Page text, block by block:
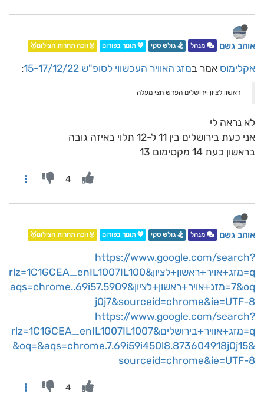
אוהב גשם מנהל 🏂 גולש סקי 💖 תומך בפורום 🥇זוכה תחרות הצילום🥇
אקלימוס אמר במזג האוויר העכשווי לסופ"ש 15-17/12/22 :
ראשון לציון וירושלים הפרש חצי מעלה
לא נראה לי
אני כעת בירושלים בין 11 ל-12 תלוי באיזה גובה
בראשון כעת 14 מקסימום 13
4
אוהב גשם מנהל 🏂 גולש סקי 💖 תומך בפורום 🥇זוכה תחרות הצילום🥇
https://www.google.com/search?
q=מזג+אויר+ראשון+לציון&rlz=1C1GCEA_enIL1007IL100
7&oq=מזג+אויר+ראשון+לציון&aqs=chrome..69i57.5909
j0j7&sourceid=chrome&ie=UTF-8
https://www.google.com/search?
q=מזג+אוויר+בירושלים&rlz=1C1GCEA_enIL1007IL1007
&oq=&aqs=chrome.7.69i59i450l8.873604918j0j15&
sourceid=chrome&ie=UTF-8
4